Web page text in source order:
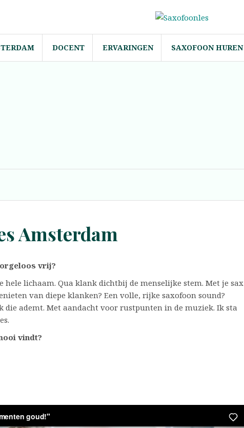
DOCENT ERVARINGEN SAXOFOON HUREN
Amsterdam
vrij?
hele lichaam. Qua klank dichtbij de menselijke stem. Met je sax
van diepe klanken? Een volle, rijke saxofoon sound?
die ademt. Met aandacht voor rustpunten in de muziek. Ik sta
vindt?